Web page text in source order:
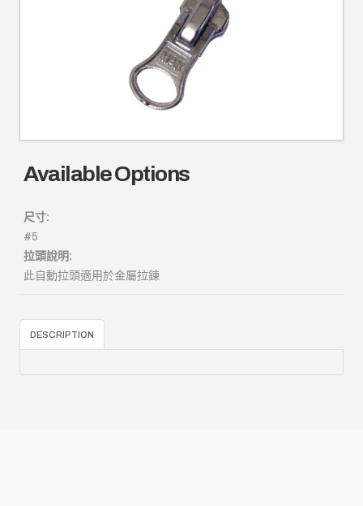
Available Options
尺寸:
#5
拉頭說明:
此自動拉頭適用於金屬拉鍊
DESCRIPTION